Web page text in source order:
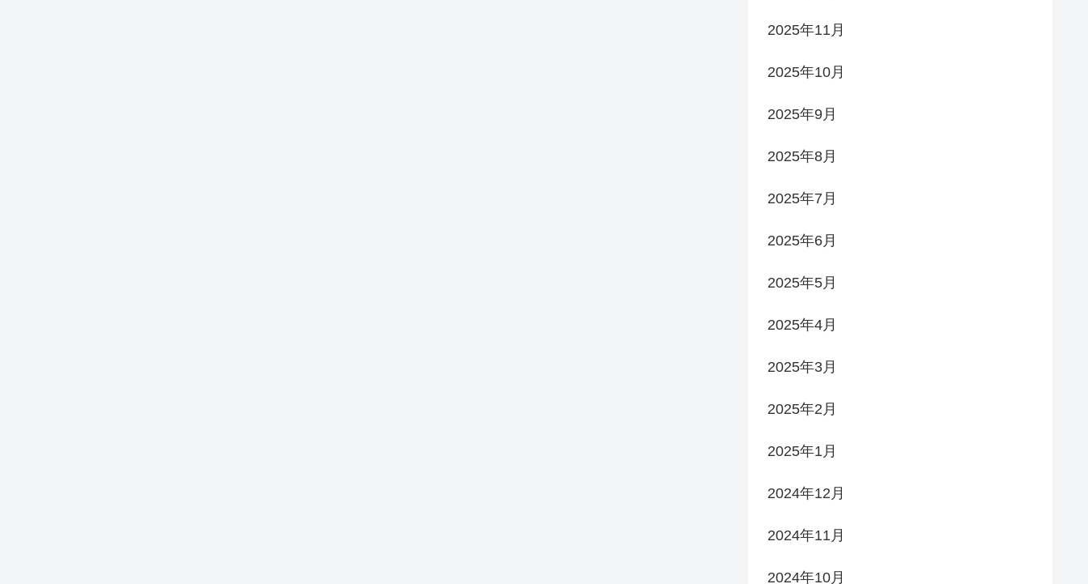
2025年11月
2025年10月
2025年9月
2025年8月
2025年7月
2025年6月
2025年5月
2025年4月
2025年3月
2025年2月
2025年1月
2024年12月
2024年11月
2024年10月